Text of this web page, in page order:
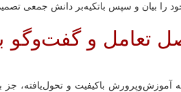
را بیان و سپس باتکیه‌بر دانش جمعی
تعامل و گفت‌و‌گو
باکیفیت و تحول‌یافته، جز